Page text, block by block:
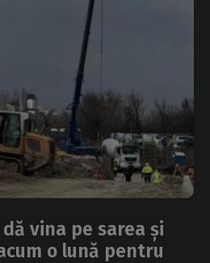
vina pe sarea și
o lună pentru